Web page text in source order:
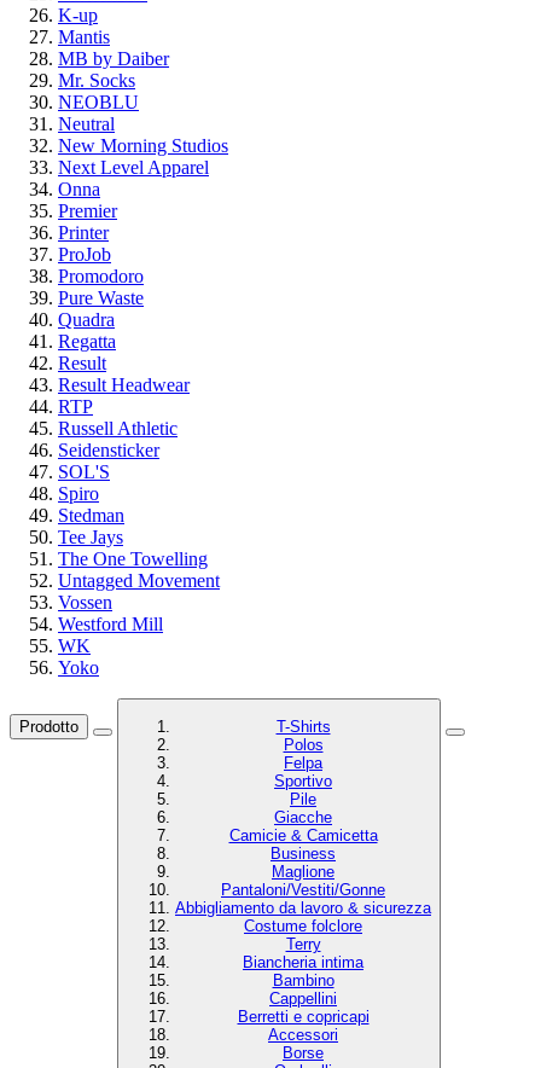
K-up
Mantis
MB by Daiber
Mr. Socks
NEOBLU
Neutral
New Morning Studios
Next Level Apparel
Onna
Premier
Printer
ProJob
Promodoro
Pure Waste
Quadra
Regatta
Result
Result Headwear
RTP
Russell Athletic
Seidensticker
SOL'S
Spiro
Stedman
Tee Jays
The One Towelling
Untagged Movement
Vossen
Westford Mill
WK
Yoko
Prodotto
T-Shirts
Polos
Felpa
Sportivo
Pile
Giacche
Camicie & Camicetta
Business
Maglione
Pantaloni/Vestiti/Gonne
Abbigliamento da lavoro & sicurezza
Costume folclore
Terry
Biancheria intima
Bambino
Cappellini
Berretti e copricapi
Accessori
Borse